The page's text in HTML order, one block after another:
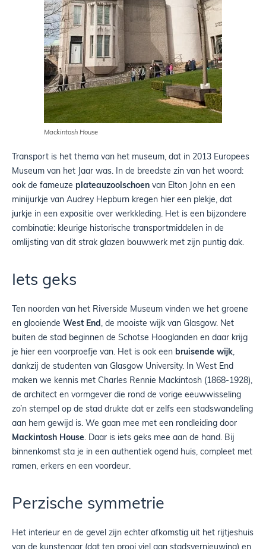
Mackintosh House
Transport is het thema van het museum, dat in 2013 Europees
Museum van het Jaar was. In de breedste zin van het woord:
ook de fameuze plateauzoolschoen van Elton John en een
minijurkje van Audrey Hepburn kregen hier een plekje, dat
jurkje in een expositie over werkkleding. Het is een bijzondere
combinatie: kleurige historische transportmiddelen in de
omlijsting van dit strak glazen bouwwerk met zijn puntig dak.
Iets geks
Ten noorden van het Riverside Museum vinden we het groene
en glooiende West End, de mooiste wijk van Glasgow. Net
buiten de stad beginnen de Schotse Hooglanden en daar krijg
je hier een voorproefje van. Het is ook een bruisende wijk,
dankzij de studenten van Glasgow University. In West End
maken we kennis met Charles Rennie Mackintosh (1868-1928),
de architect en vormgever die rond de vorige eeuwwisseling
zo’n stempel op de stad drukte dat er zelfs een stadswandeling
aan hem gewijd is. We gaan mee met een rondleiding door
Mackintosh House. Daar is iets geks mee aan de hand. Bij
binnenkomst sta je in een authentiek ogend huis, compleet met
ramen, erkers en een voordeur.
Perzische symmetrie
Het interieur en de gevel zijn echter afkomstig uit het rijtjeshuis
van de kunstenaar (dat ten prooi viel aan stadsvernieuwing) en